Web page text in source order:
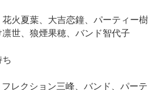
火夏葉、大吉恋鐘、パーティー樹
凛世、狼煙果穂、バンド智代子
レクション三峰、バンド、パーテ